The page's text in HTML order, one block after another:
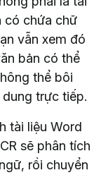
có chứa chữ
vẫn xem đó
bản có thể
thể bôi
trực tiếp.
tài liệu Word
sẽ phân tích
rồi chuyển